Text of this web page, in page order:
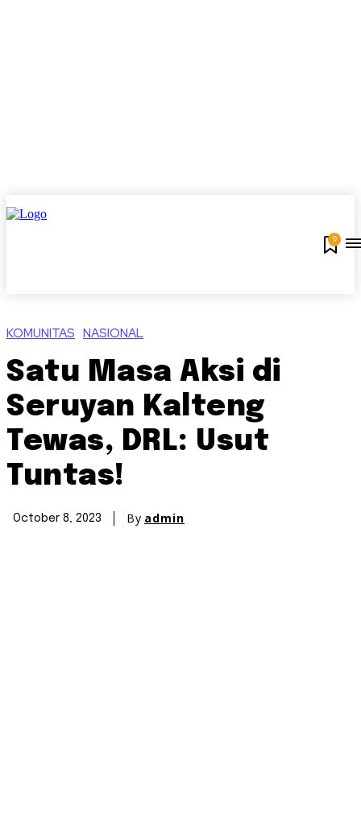
0
KOMUNITAS NASIONAL
Satu Masa Aksi di
Seruyan Kalteng
Tewas, DRL: Usut
Tuntas!
October 8, 2023 By admin